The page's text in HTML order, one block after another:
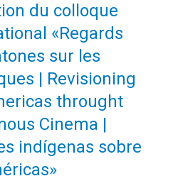
du colloque
«Regards
sur les
| Revisioning
throught
Cinema |
indígenas sobre